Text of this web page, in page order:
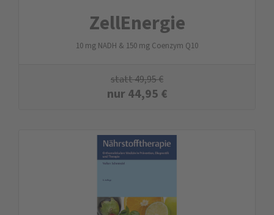
ZellEnergie
10 mg NADH & 150 mg Coenzym Q10
statt49,95€
nur44,95 €